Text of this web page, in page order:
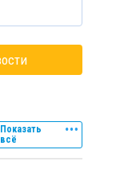
Показать
всё